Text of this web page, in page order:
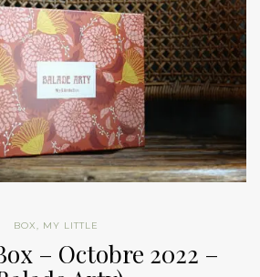
BOX, MY LITTLE
– Octobre 2022 –